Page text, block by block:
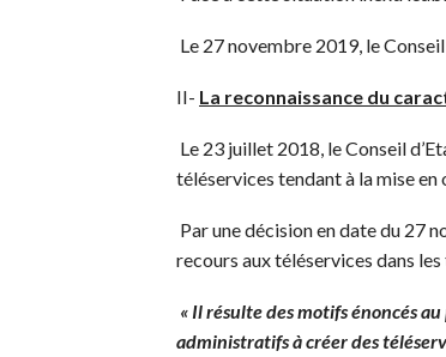
Le 27 novembre 2019, le
II- La reconnaissance du
Le 23 juillet 2018, le Conseil
téléservices tendant à la mise
Par une décision en date du 27
recours aux téléservices dans
« Il résulte des motifs énoncés
administratifs à créer des